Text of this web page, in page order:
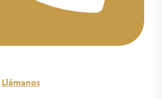
Llámanos